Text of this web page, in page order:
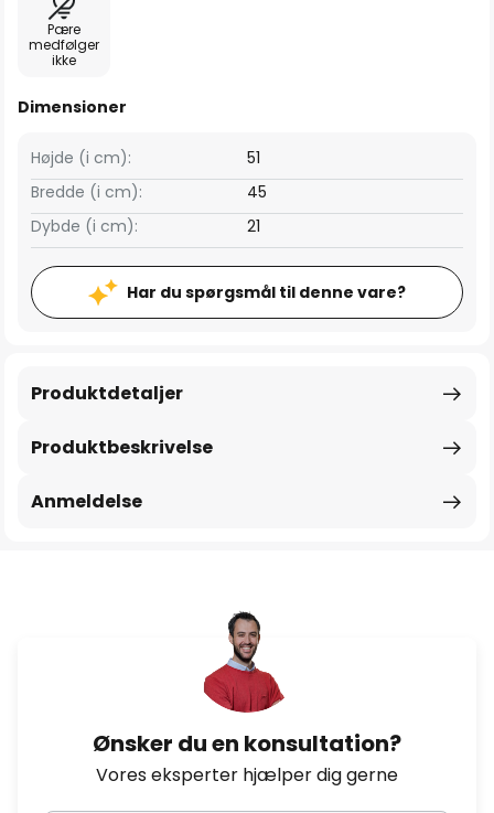
Pære
medfølger
ikke
Dimensioner
Bredde (i cm): 45
Højde (i cm): 51
Dybde (i cm): 21
Har du spørgsmål til denne vare?
Produktbeskrivelse
Produktdetaljer
Anmeldelse
Ønsker du en konsultation?
Vores eksperter hjælper dig gerne